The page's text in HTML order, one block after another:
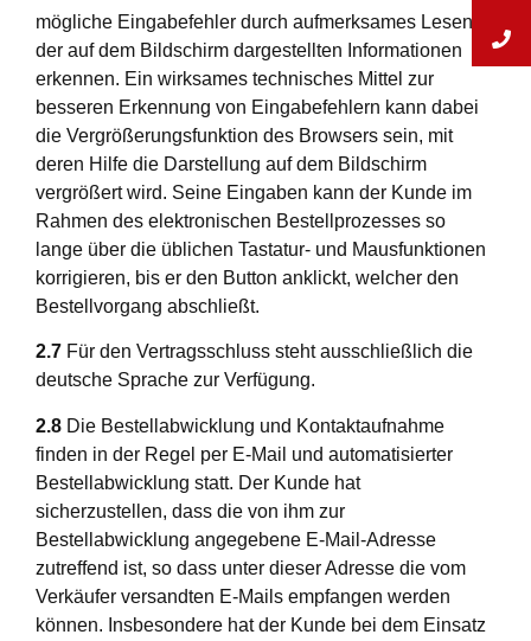
mögliche Eingabefehler durch aufmerksames Lesen
der auf dem Bildschirm dargestellten Informationen
erkennen. Ein wirksames technisches Mittel zur
besseren Erkennung von Eingabefehlern kann dabei
die Vergrößerungsfunktion des Browsers sein, mit
deren Hilfe die Darstellung auf dem Bildschirm
vergrößert wird. Seine Eingaben kann der Kunde im
Rahmen des elektronischen Bestellprozesses so
lange über die üblichen Tastatur- und Mausfunktionen
korrigieren, bis er den Button anklickt, welcher den
Bestellvorgang abschließt.
2.7 Für den Vertragsschluss steht ausschließlich die
deutsche Sprache zur Verfügung.
2.8 Die Bestellabwicklung und Kontaktaufnahme
finden in der Regel per E-Mail und automatisierter
Bestellabwicklung statt. Der Kunde hat
sicherzustellen, dass die von ihm zur
Bestellabwicklung angegebene E-Mail-Adresse
zutreffend ist, so dass unter dieser Adresse die vom
Verkäufer versandten E-Mails empfangen werden
können. Insbesondere hat der Kunde bei dem Einsatz